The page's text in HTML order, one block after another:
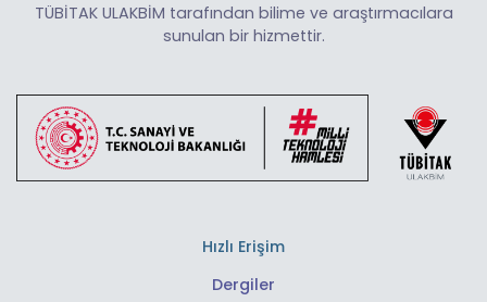
TÜBİTAK ULAKBİM tarafından bilime ve araştırmacılara
sunulan bir hizmettir.
Hızlı Erişim
Dergiler